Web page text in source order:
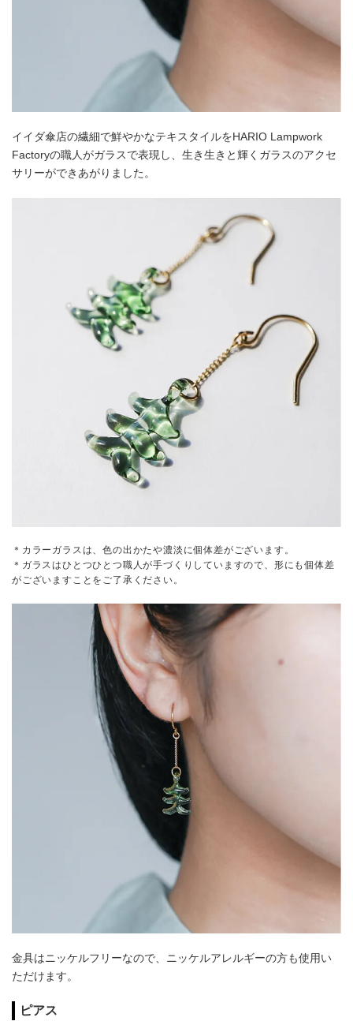
イイダ傘店の繊細で鮮やかなテキスタイルをHARIO Lampwork
Factoryの職人がガラスで表現し、生き生きと輝くガラスのアクセ
サリーができあがりました。
＊カラーガラスは、色の出かたや濃淡に個体差がございます。
＊ガラスはひとつひとつ職人が手づくりしていますので、形にも個体差
がございますことをご了承ください。
金具はニッケルフリーなので、ニッケルアレルギーの方も使用い
ただけます。
ピアス